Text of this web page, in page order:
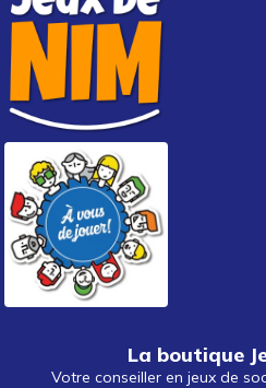
La boutique
Votre conseiller en jeux de